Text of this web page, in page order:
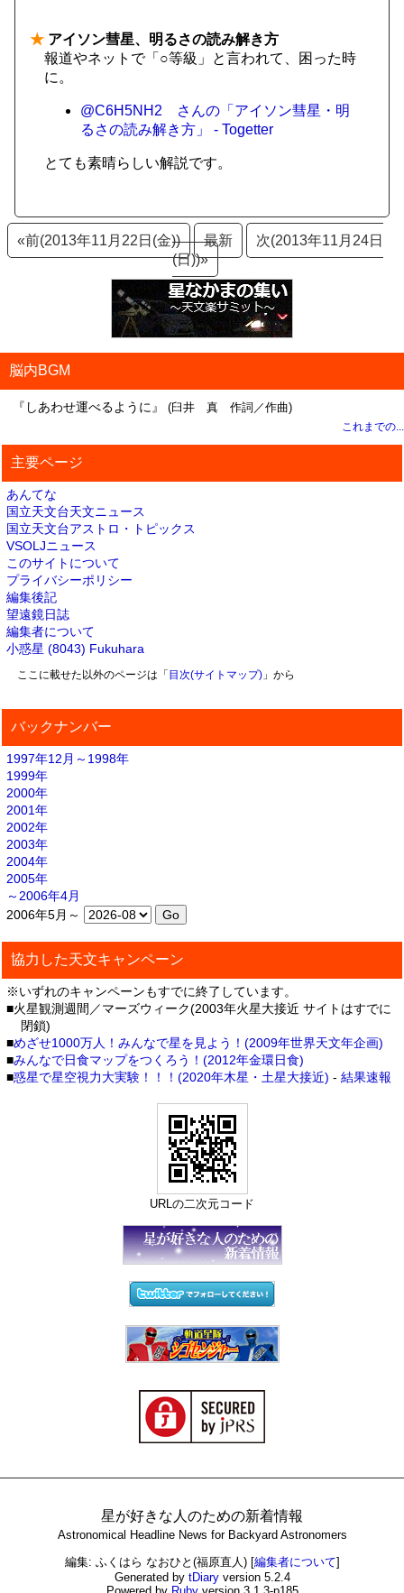
★ アイソン彗星、明るさの読み解き方
報道やネットで「○等級」と言われて、困った時
に。
@C6H5NH2 さんの「アイソン彗星・明
るさの読み解き方」 - Togetter
とても素晴らしい解説です。
«前(2013年11月22日(金)) 最新
次(2013年11月24日
(日))»
脳内BGM
『しあわせ運べるように』 (臼井 真 作詞／作曲)
これまでの...
主要ページ
あんてな
国立天文台天文ニュース
国立天文台アストロ・トピックス
VSOLJニュース
このサイトについて
プライバシーポリシー
編集後記
望遠鏡日誌
編集者について
小惑星 (8043) Fukuhara
ここに載せた以外のページは「 目次(サイトマップ)」から
バックナンバー
1997年12月～1998年
1999年
2000年
2001年
2002年
2003年
2004年
2005年
～2006年4月
2006年5月～
協力した天文キャンペーン
※いずれのキャンペーンもすでに終了しています。
■火星観測週間／マーズウィーク(2003年火星大接近 サイトはすでに
閉鎖)
■めざせ1000万人！みんなで星を見よう！(2009年世界天文年企画)
■みんなで日食マップをつくろう！(2012年金環日食)
■惑星で星空視力大実験！！！(2020年木星・土星大接近) - 結果速報
URLの二次元コード
星が好きな人のための新着情報
Astronomical Headline News for Backyard Astronomers
編集: ふくはら なおひと(福原直人) [編集者について]
Generated by tDiaryversion 5.2.4